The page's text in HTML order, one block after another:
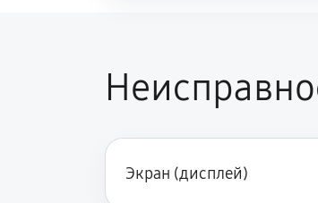
Экран (дисплей)